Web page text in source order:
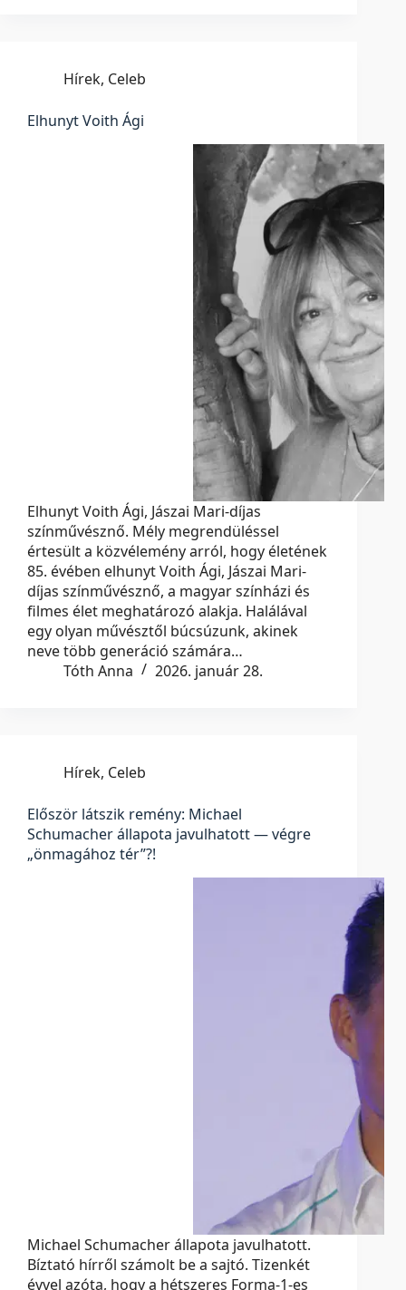
Hírek, Celeb
Elhunyt Voith Ági
Elhunyt Voith Ági, Jászai Mari-díjas
színművésznő. Mély megrendüléssel
értesült a közvélemény arról, hogy életének
85. évében elhunyt Voith Ági, Jászai Mari-
díjas színművésznő, a magyar színházi és
filmes élet meghatározó alakja. Halálával
egy olyan művésztől búcsúzunk, akinek
neve több generáció számára…
Tóth Anna
2026. január 28.
Hírek, Celeb
Először látszik remény: Michael
Schumacher állapota javulhatott — végre
„önmagához tér”?!
Michael Schumacher állapota javulhatott.
Bíztató hírről számolt be a sajtó. Tizenkét
évvel azóta, hogy a hétszeres Forma-1-es